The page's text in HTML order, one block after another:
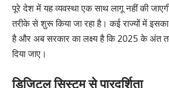
पूरे देश में यह व्यवस्था एक साथ लागू नहीं की
तरीके से शुरू किया जा रहा है। कई राज्यों में
है और अब सरकार का लक्ष्य है कि 2025 के अंत
दिया जाए।
डिजिटल सिस्टम से पारदर्शिता